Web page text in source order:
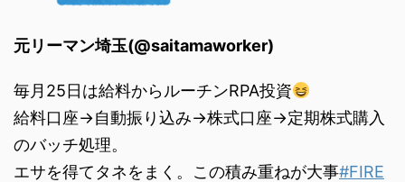
元リーマン埼玉(@saitamaworker)
毎月25日は給料からルーチンRPA投資
給料口座→自動振り込み→株式口座→定期株式購入
のバッチ処理。
エサを得てタネをまく。この積み重ねが大事#FIRE